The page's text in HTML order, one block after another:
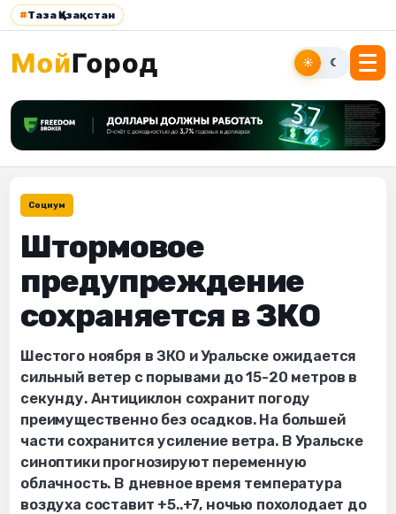
#Таза Қазақстан
☀ ☾
Социум
Штормовое
предупреждение
сохраняется в ЗКО
Шестого ноября в ЗКО и Уральске ожидается
сильный ветер с порывами до 15-20 метров в
секунду. Антициклон сохранит погоду
преимущественно без осадков. На большей
части сохранится усиление ветра. В Уральске
синоптики прогнозируют переменную
облачность. В дневное время температура
воздуха составит +5..+7, ночью похолодает до